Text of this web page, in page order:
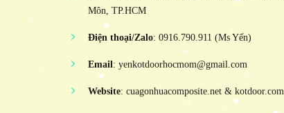
Môn, TP.HCM
Điện thoại/Zalo: 0916.790.911 (Ms Yến)
Email: yenkotdoorhocmom@gmail.com
Website: cuagonhuacomposite.net & kotdoor.com